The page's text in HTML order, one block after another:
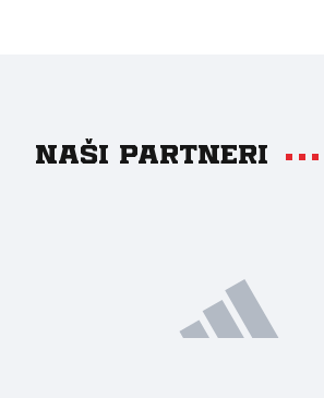
Naši partneri